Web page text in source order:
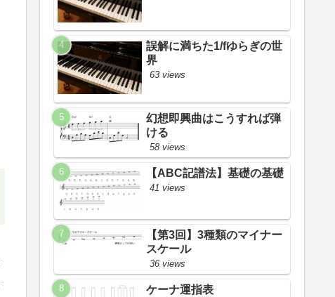
誤解に満ちた1/fゆらぎの世
界
63 views
幻想即興曲はこうすれば弾
ける
58 views
【ABC記譜法】基礎の基礎
41 views
【第3回】3種類のマイナー
スケール
36 views
ケーナ運指表